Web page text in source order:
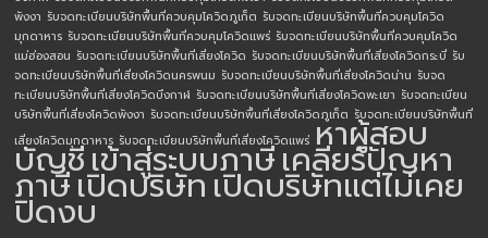
พังงา รับจดทะเบียนบริษัทพื้นที่ควบคุมโควิดภูเก็ต รับจดทะเบียนบริษัทพื้นที่ควบคุมโควิด
มุกดาหาร รับจดทะเบียนบริษัทพื้นที่ควบคุมโควิดแพร่ รับจดทะเบียนบริษัทพื้นที่ควบคุมโควิด
แม่ฮ่องสอน รับจดทะเบียนบริษัทพื้นที่เสี่ยงโควิด รับจดทะเบียนบริษัทพื้นที่เสี่ยงโควิดกระบี่ รับ
จดทะเบียนบริษัทพื้นที่เสี่ยงโควิดนครพนม รับจดทะเบียนบริษัทพื้นที่เสี่ยงโควิดน่าน รับจด
ทะเบียนบริษัทพื้นที่เสี่ยงโควิดบึงกาฬ รับจดทะเบียนบริษัทพื้นที่เสี่ยงโควิดพะเยา รับจดทะเบียน
บริษัทพื้นที่เสี่ยงโควิดพังงา รับจดทะเบียนบริษัทพื้นที่เสี่ยงโควิดภูเก็ต รับจดทะเบียนบริษัทพื้นที่
เสี่ยงโควิดมุกดาหาร รับจดทะเบียนบริษัทพื้นที่เสี่ยงโควิดแพร่ หาผู้สอบ
บัญชีเข้าสู่ระบบภาษีเคลียร์ปัญหา
ภาษีเปิดบริษัทเปิดบริษัทแต่ไม่เคย
ปิดงบ